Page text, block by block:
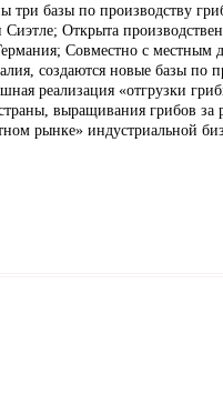
три базы по производству
Открыта
Совместно с местным
создаются новые базы по
реализация «отгрузки
выращивания грибов за
рынке» индустриальной